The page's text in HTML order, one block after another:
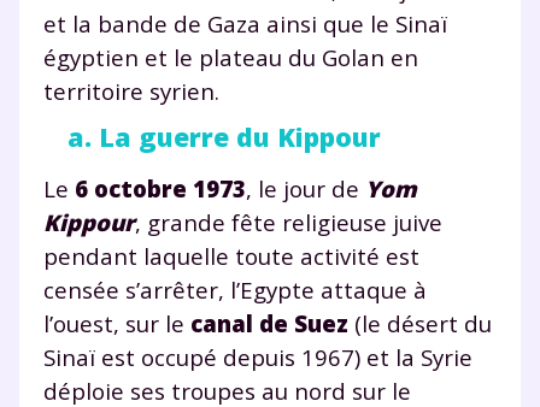
et la bande de Gaza ainsi que le Sinaï
égyptien et le plateau du Golan en
territoire syrien.
a. La guerre du Kippour
Le 6 octobre 1973, le jour de Yom
Kippour, grande fête religieuse juive
pendant laquelle toute activité est
censée s’arrêter, l’Egypte attaque à
l’ouest, sur le canal de Suez (le désert du
Sinaï est occupé depuis 1967) et la Syrie
déploie ses troupes au nord sur le